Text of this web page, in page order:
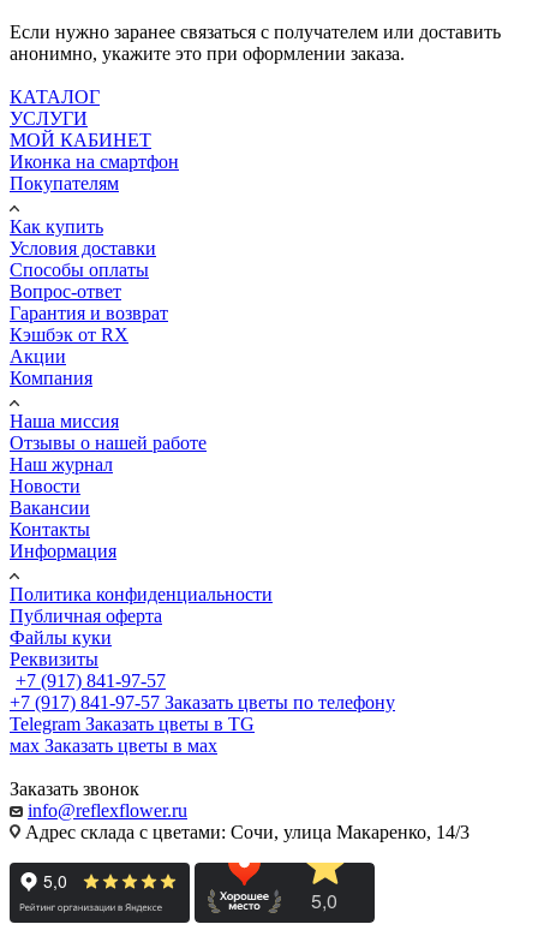
Если нужно заранее связаться с получателем или доставить
анонимно, укажите это при оформлении заказа.
КАТАЛОГ
УСЛУГИ
МОЙ КАБИНЕТ
Иконка на смартфон
Покупателям
Как купить
Условия доставки
Способы оплаты
Вопрос-ответ
Гарантия и возврат
Кэшбэк от RX
Акции
Компания
Наша миссия
Отзывы о нашей работе
Наш журнал
Новости
Вакансии
Контакты
Информация
Политика конфиденциальности
Публичная оферта
Файлы куки
Реквизиты
+7 (917) 841-97-57
+7 (917) 841-97-57 Заказать цветы по телефону
Telegram Заказать цветы в TG
мах Заказать цветы в мах
Заказать звонок
info@reflexflower.ru
Адрес склада с цветами: Сочи, улица Макаренко, 14/3